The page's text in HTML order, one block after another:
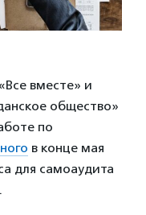
вместе» и
общество»
по
в конце мая
для самоаудита